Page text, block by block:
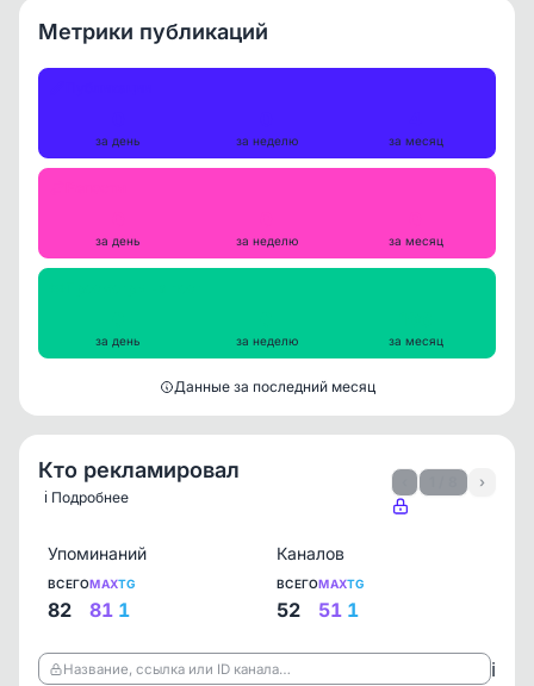
Метрики публикаций
за день за неделю за месяц
за день за неделю за месяц
за день за неделю за месяц
Данные за последний месяц
Кто рекламировал
ℹ️ Подробнее
›
Упоминаний
ВСЕГО
82
MAX
81
TG
1
Каналов
ВСЕГО
52
MAX
51
TG
1
Название, ссылка или ID канала… ℹ️